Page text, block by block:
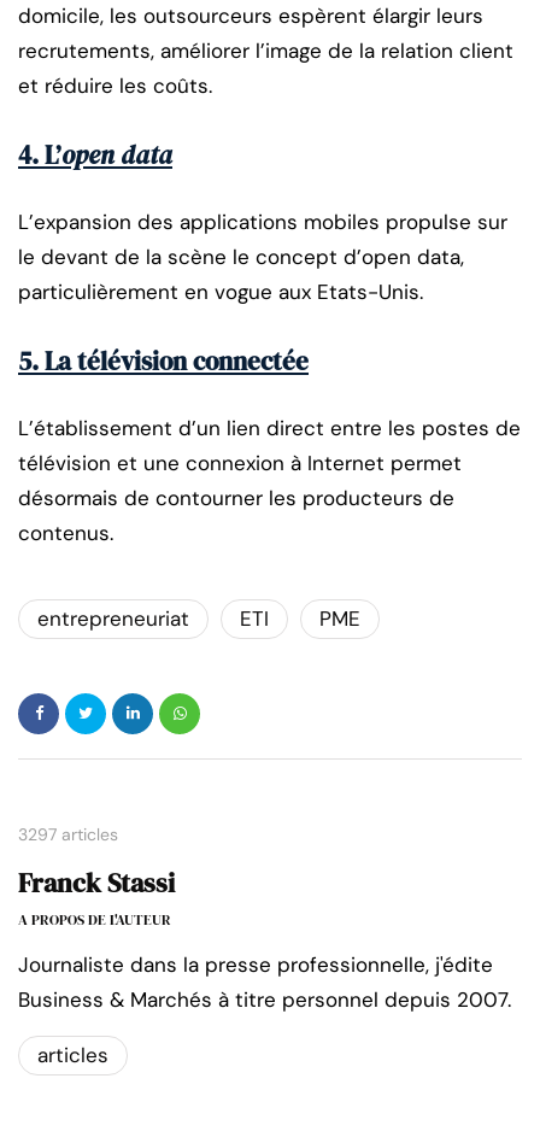
domicile, les outsourceurs espèrent élargir leurs
recrutements, améliorer l’image de la relation client
et réduire les coûts.
4. L’open data
L’expansion des applications mobiles propulse sur
le devant de la scène le concept d’open data,
particulièrement en vogue aux Etats-Unis.
5. La télévision connectée
L’établissement d’un lien direct entre les postes de
télévision et une connexion à Internet permet
désormais de contourner les producteurs de
contenus.
entrepreneuriat ETI PME
3297 articles
Franck Stassi
A PROPOS DE L'AUTEUR
Journaliste dans la presse professionnelle, j'édite
Business & Marchés à titre personnel depuis 2007.
articles